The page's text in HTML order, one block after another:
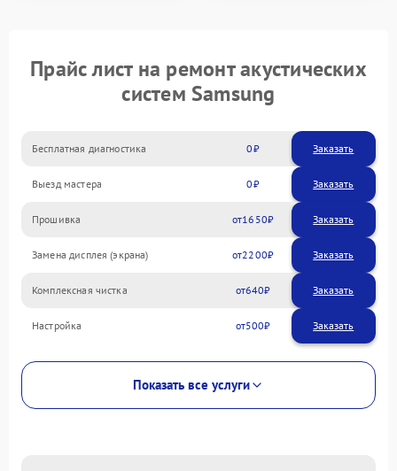
Прайс лист на ремонт акустических
систем Samsung
Бесплатная диагностика 0 Заказать
Выезд мастера 0 Заказать
Прошивка 1650
Замена дисплея (экрана) 2200
Комплексная чистка 640
Настройка 500
Показать все услуги